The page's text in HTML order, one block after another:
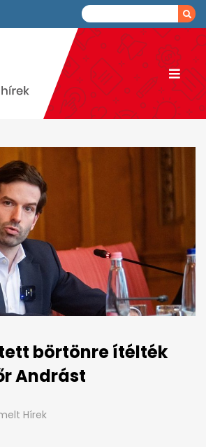
börtönre ítélték
Andrást
Hírek